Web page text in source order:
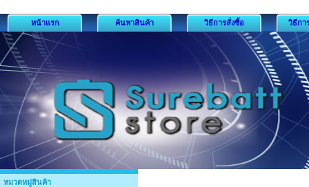
หน้าแรก ค้นหาสินค้า วิธีการสั่งซื้อ วิธีกา
หมวดหมู่สินค้า